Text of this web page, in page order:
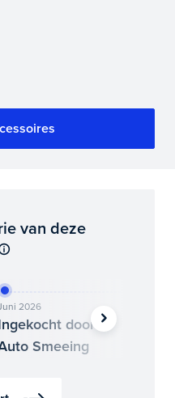
van deze
2026
door
Smeeing